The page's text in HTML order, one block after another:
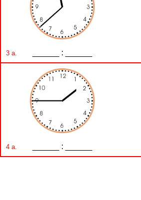
3 a. ______ : ______
4 a. ______ : ______